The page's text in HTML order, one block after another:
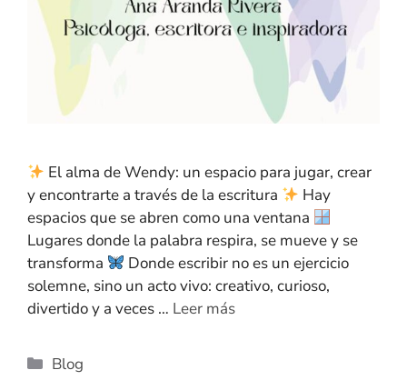
El alma de Wendy: un espacio para jugar, crear
y encontrarte a través de la escritura
Hay
espacios que se abren como una ventana
Lugares donde la palabra respira, se mueve y se
transforma
Donde escribir no es un ejercicio
solemne, sino un acto vivo: creativo, curioso,
divertido y a veces … Leer más
Blog